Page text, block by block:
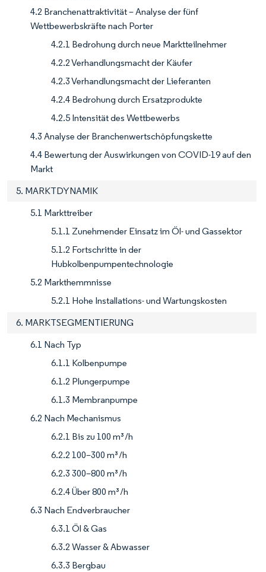
4.2 Branchenattraktivität – Analyse der fünf
Wettbewerbskräfte nach Porter
4.2.1 Bedrohung durch neue Marktteilnehmer
4.2.2 Verhandlungsmacht der Käufer
4.2.3 Verhandlungsmacht der Lieferanten
4.2.4 Bedrohung durch Ersatzprodukte
4.2.5 Intensität des Wettbewerbs
4.3 Analyse der Branchenwertschöpfungskette
4.4 Bewertung der Auswirkungen von COVID-19 auf den
Markt
5. MARKTDYNAMIK
5.1 Markttreiber
5.1.1 Zunehmender Einsatz im Öl- und Gassektor
5.1.2 Fortschritte in der
Hubkolbenpumpentechnologie
5.2 Markthemmnisse
5.2.1 Hohe Installations- und Wartungskosten
6. MARKTSEGMENTIERUNG
6.1 Nach Typ
6.1.1 Kolbenpumpe
6.1.2 Plungerpumpe
6.1.3 Membranpumpe
6.2 Nach Mechanismus
6.2.1 Bis zu 100 m³/h
6.2.2 100–300 m³/h
6.2.3 300–800 m³/h
6.2.4 Über 800 m³/h
6.3 Nach Endverbraucher
6.3.1 Öl & Gas
6.3.2 Wasser & Abwasser
6.3.3 Bergbau